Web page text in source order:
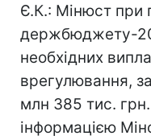
Є.К.: Мінюст при
держбюджету-
необхідних
врегулювання,
млн 385 тис.
інформацією